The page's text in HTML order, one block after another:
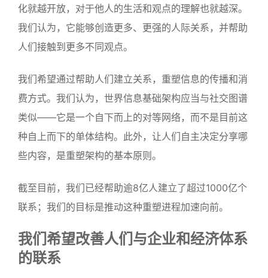
化就越开放，对于他人的生活和观点的理解也就越深。
我们认为，它能够创造更多、更强的人际关系，并帮助
人们接触到更多不同观点。
我们希望通过帮助人们建立关系，重塑信息的传播和消
费方式。我们认为，世界信息基础架构应当与社交图谱
类似——它是一个自下而上的对等网络，而不是目前这
种自上而下的单体结构。此外，让人们自主决定分享哪
些内容，是重塑架构的基本原则。
截至目前，我们已经帮助逾8亿人建立了超过1000亿个
联系；我们的目标是推动这种重塑进程加速向前。
我们希望改善人们与企业和经济体系
的联系